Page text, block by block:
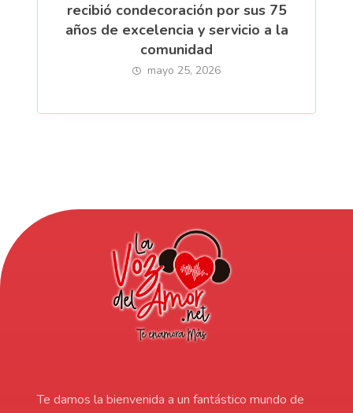
recibió condecoración por sus 75
años de excelencia y servicio a la
comunidad
mayo 25, 2026
Te damos la bienvenida a un fantástico mundo de